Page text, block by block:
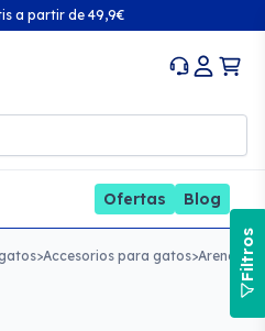
a partir de 49,9€
Ofertas Blog
>Accesorios para gatos>Areneros
Filtros